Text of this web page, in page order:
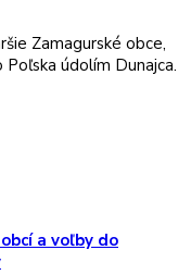
Zamagurské obce,
údolím Dunajca.
a voľby do